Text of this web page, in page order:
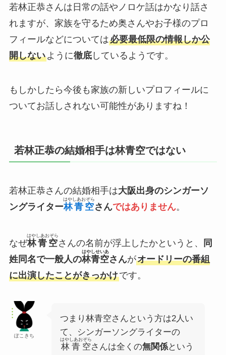
若林正恭さんは日常の話やノロケ話はかなり話さ
れますが、家族を守るため奥さんやお子様のプロ
フィールなどについては必要最低限の情報しか公
開しないように徹底しているようです。
もしかしたら今後も家族の新しいプロフィールに
ついてお話しされない可能性がありますね！
若林正恭の結婚相手は林青空ではない
若林正恭さんの結婚相手は大阪出身のシンガーソ
ングライター林青空
はやしあおぞら
さんではありません。
なぜ林青空
はやしあおぞら
さんの名前が浮上したかというと、
同
姓同名で一般人の林青空
はやしせいあ
さんがオードリーの番組
に出演したことがきっかけです。
ぽこきち
つまり林青空さんという方は2人い
て、シンガーソングライターの
林青空
はやしあおぞら
さんは全くの無関係という